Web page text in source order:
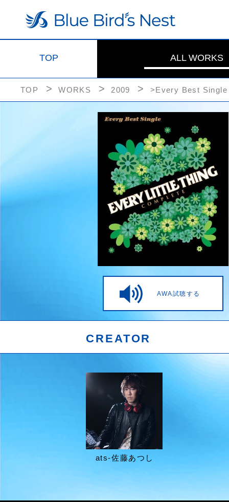
TOP ALL WORKS
TOP WORKS 2009 >Every Best Single
AWA試聴する
CREATOR
ats-佐藤あつし